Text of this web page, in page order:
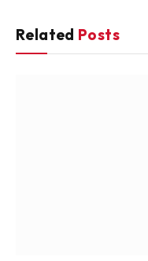
Related Posts